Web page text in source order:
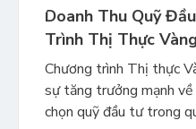
Doanh Thu Quỹ
Trình Thị Thực
Trưởng Mạnh
Chương trình Thị thực
sự tăng trưởng mạnh
chọn quỹ đầu tư trong